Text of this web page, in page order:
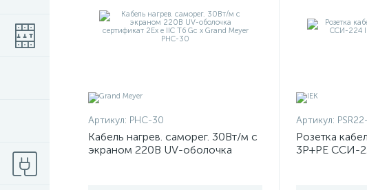
Артикул: PHC-30
Кабель нагрев. саморег. 30Вт/м с
экраном 220В UV-оболочка
Артикул:
Розетка
3P+PЕ ССИ-